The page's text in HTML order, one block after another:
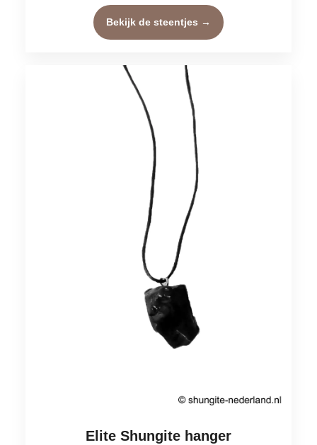
Bekijk de steentjes →
Elite Shungite hanger